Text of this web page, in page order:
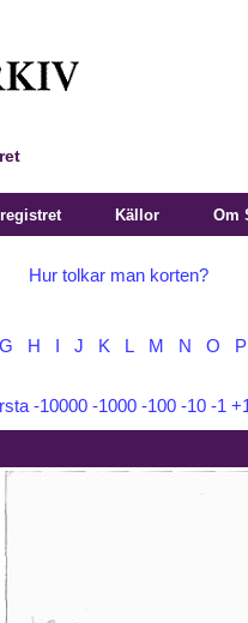
Källor Om
Hur tolkar man korten?
G H J K L M N O P
-10000 -1000 -100 -10 -1